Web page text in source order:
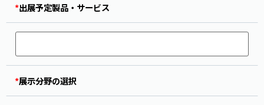
*出展予定製品・サービス
*展示分野の選択